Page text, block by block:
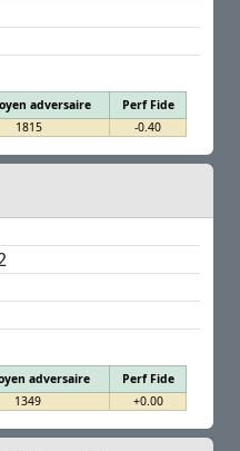
adversaire
Perf Fide
1815 -0.40
adversaire
Perf Fide
1349 +0.00